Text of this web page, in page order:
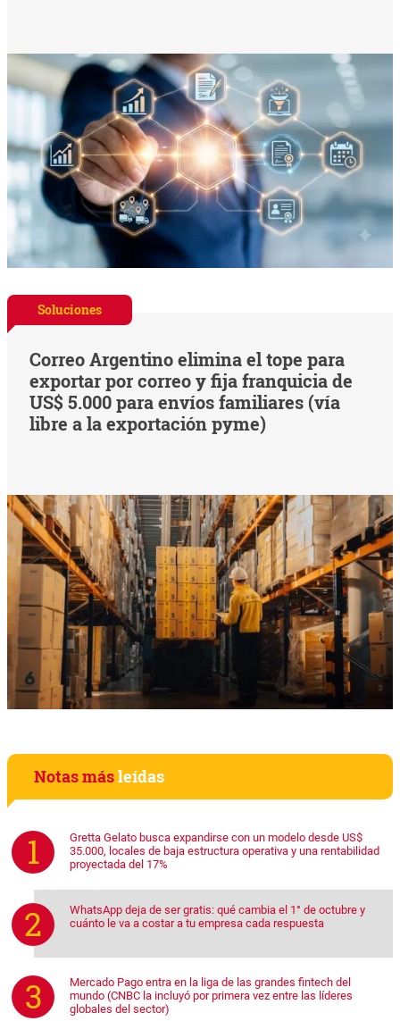
Soluciones
Correo Argentino elimina el tope para
exportar por correo y fija franquicia de
US$ 5.000 para envíos familiares (vía
libre a la exportación pyme)
Notas másleídas
Gretta Gelato busca expandirse con un modelo desde US$
35.000, locales de baja estructura operativa y una rentabilidad
proyectada del 17%
WhatsApp deja de ser gratis: qué cambia el 1° de octubre y
cuánto le va a costar a tu empresa cada respuesta
Mercado Pago entra en la liga de las grandes fintech del
mundo (CNBC la incluyó por primera vez entre las líderes
globales del sector)